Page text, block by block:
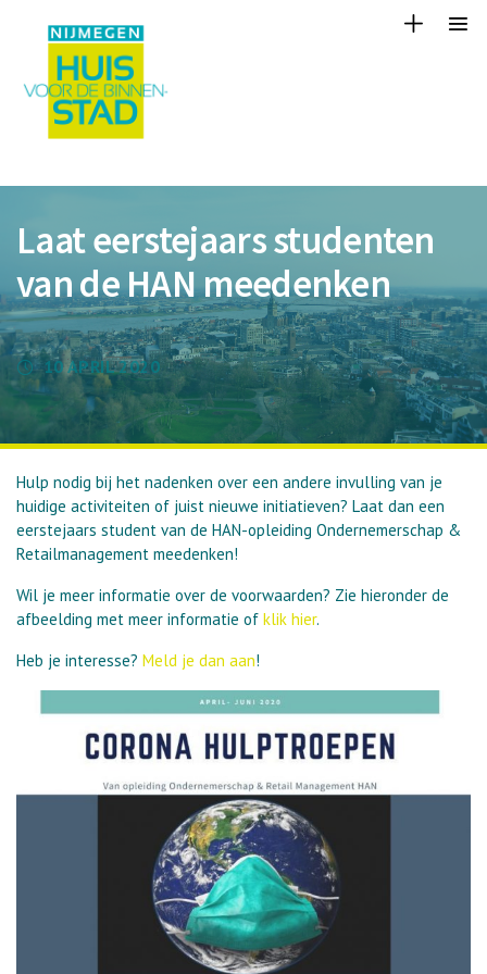
Laat eerstejaars studenten
van de HAN meedenken
10 APRIL 2020
Hulp nodig bij het nadenken over een andere invulling van je
huidige activiteiten of juist nieuwe initiatieven? Laat dan een
eerstejaars student van de HAN-opleiding Ondernemerschap &
Retailmanagement meedenken!
Wil je meer informatie over de voorwaarden? Zie hieronder de
afbeelding met meer informatie of klik hier.
Heb je interesse? Meld je dan aan!